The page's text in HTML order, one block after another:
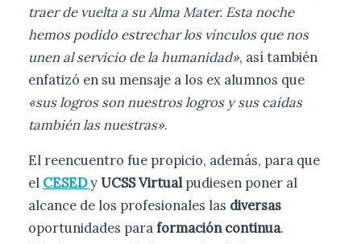
traer de vuelta a su Alma Mater. Esta noche
hemos podido estrechar los vínculos que nos
unen al servicio de la humanidad», así también
enfatizó en su mensaje a los ex alumnos que
«sus logros son nuestros logros y sus caídas
también las nuestras».
El reencuentro fue propicio, además, para que
el CESEDyUCSS Virtualpudiesen poner al
alcance de los profesionales las diversas
oportunidades paraformación continua.